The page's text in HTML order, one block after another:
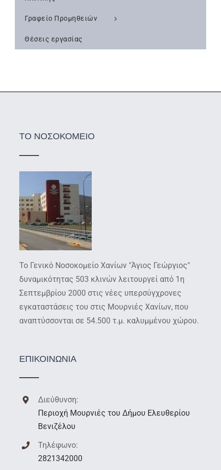
Γραφείο Προμηθειών
Θέσεις εργασίας
ΤΟ ΝΟΣΟΚΟΜΕΙΟ
Το Γενικό Νοσοκομείο Χανίων "Άγιος Γεώργιος"
δυναμικότητας 503 κλινών λειτουργεί από 1η
Σεπτεμβρίου 2000 στις νέες υπερσύγχρονες
εγκαταστάσεις του στις Μουρνιές Χανίων, που
αναπτύσσονται σε 54.500 τ.μ. καλυμμένου χώρου.
ΕΠΙΚΟΙΝΩΝΙΑ
Διεύθυνση:
Περιοχή Μουρνιές του Δήμου Ελευθερίου
Βενιζέλου
Τηλέφωνο:
2821342000